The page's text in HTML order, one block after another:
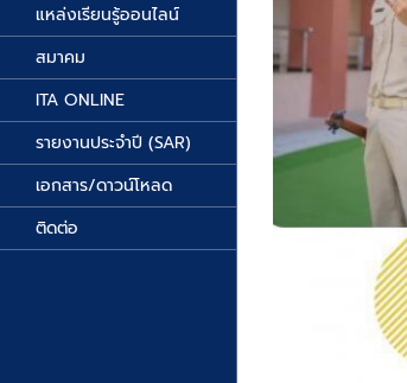
แหล่งเรียนรู้ออนไลน์
สมาคม
ITA ONLINE
รายงานประจำปี (SAR)
เอกสาร/ดาวน์โหลด
ติดต่อ